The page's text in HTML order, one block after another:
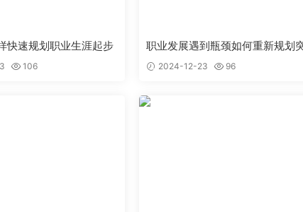
快速规划职业生涯起步
106
职业发展遇到瓶颈如何重新规划
2024-12-23 96